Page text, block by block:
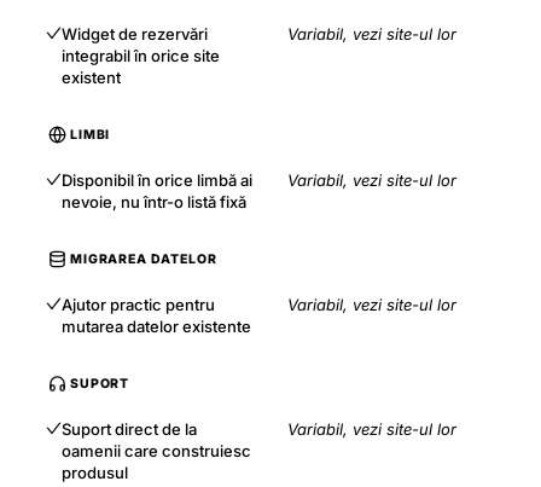
Widget de rezervări
integrabil în orice site
existent
Variabil, vezi site-ul lor
LIMBI
Disponibil în orice limbă ai
nevoie, nu într-o listă fixă
Variabil, vezi site-ul lor
MIGRAREA DATELOR
Ajutor practic pentru
mutarea datelor existente
Variabil, vezi site-ul lor
SUPORT
Suport direct de la
oamenii care construiesc
produsul
Variabil, vezi site-ul lor